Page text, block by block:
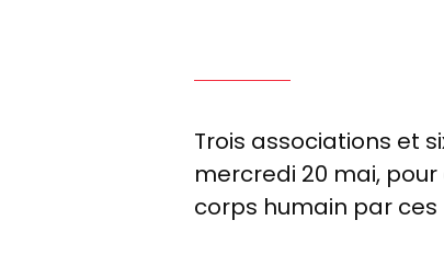
Trois associations et
mercredi 20 mai,
corps humain par